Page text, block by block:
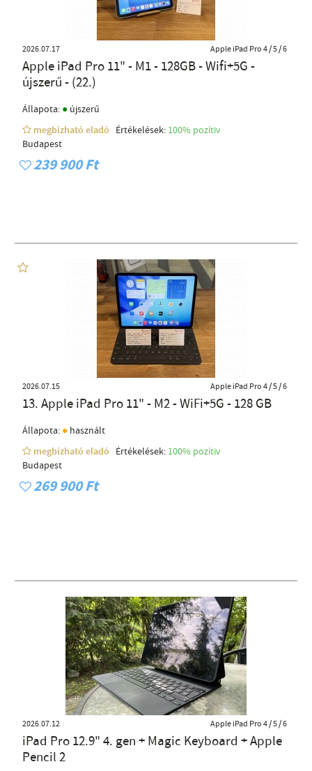
2026.07.17 Apple iPad Pro 4 / 5 / 6
Apple iPad Pro 11" - M1 - 128GB - Wifi+5G -
újszerű - (22.)
Állapota: ● újszerű
megbízható eladó
Értékelések: 100% pozítiv
Budapest
239 900 Ft
2026.07.15 Apple iPad Pro 4 / 5 / 6
13. Apple iPad Pro 11" - M2 - WiFi+5G - 128 GB
Állapota: ● használt
megbízható eladó
Értékelések: 100% pozítiv
Budapest
269 900 Ft
2026.07.12 Apple iPad Pro 4 / 5 / 6
iPad Pro 12.9" 4. gen + Magic Keyboard + Apple
Pencil 2